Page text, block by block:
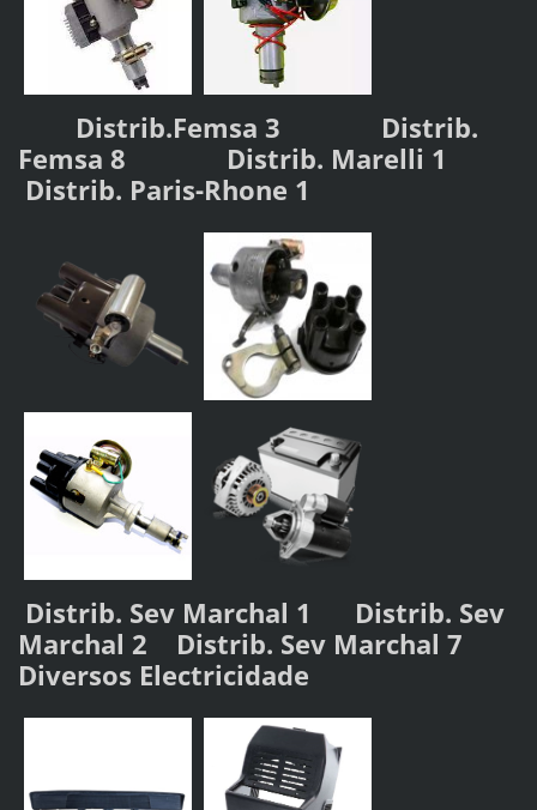
Distrib.Femsa 3 Distrib.
Femsa 8 Distrib. Marelli 1
Distrib. Paris-Rhone 1
Distrib. Sev Marchal 1 Distrib. Sev
Marchal 2 Distrib. Sev Marchal 7
Diversos Electricidade